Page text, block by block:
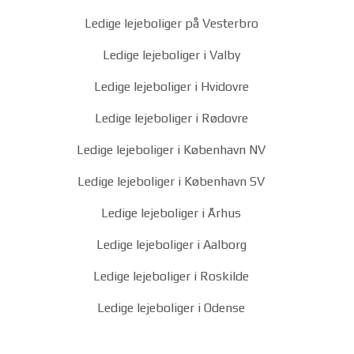
Ledige lejeboliger på Vesterbro
Ledige lejeboliger i Valby
Ledige lejeboliger i Hvidovre
Ledige lejeboliger i Rødovre
Ledige lejeboliger i København NV
Ledige lejeboliger i København SV
Ledige lejeboliger i Århus
Ledige lejeboliger i Aalborg
Ledige lejeboliger i Roskilde
Ledige lejeboliger i Odense